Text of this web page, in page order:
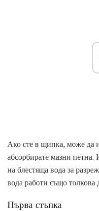
Ако сте в щипка, може да
абсорбирате мазни петна.
на блестяща вода за
вода работи също толкова
Първа стъпка